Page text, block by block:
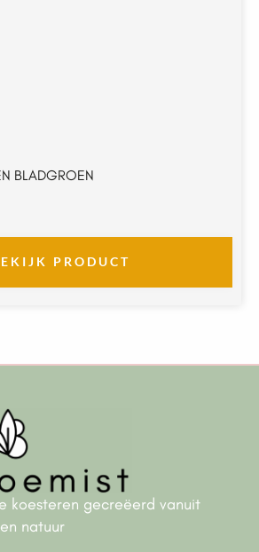
BLADGROEN
PRODUCT
koesteren gecreëerd vanuit
natuur